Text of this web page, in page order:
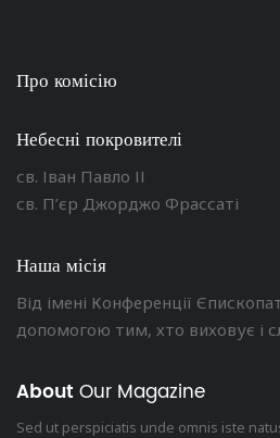
Про комісію
Небесні покровителі
св. Іван Павло ІІ
св. П’єр Джорджо Фрассаті
Наша місія
Від імені Конференції
допомогою тим, хто виховує і
About Our Magazine
Sed ut perspiciatis unde omnis iste